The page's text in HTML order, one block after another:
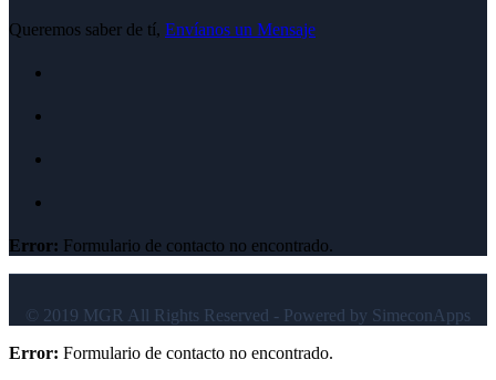
Queremos saber de tí, Envíanos un Mensaje
Error: Formulario de contacto no encontrado.
© 2019 MGR All Rights Reserved - Powered by SimeconApps
Error: Formulario de contacto no encontrado.